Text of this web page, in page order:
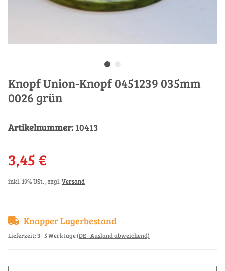
Knopf Union-Knopf 0451239 035mm
0026 grün
Artikelnummer: 10413
3,45 €
inkl. 19% USt. , zzgl.Versand
Knapper Lagerbestand
Lieferzeit:3 - 5 Werktage(DE - Ausland abweichend)